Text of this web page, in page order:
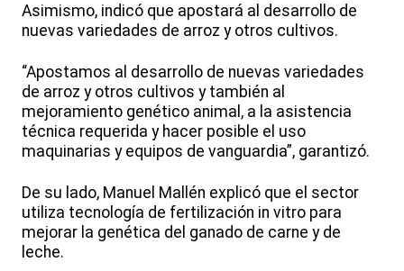
Asimismo, indicó que apostará al desarrollo de
nuevas variedades de arroz y otros cultivos.
“Apostamos al desarrollo de nuevas variedades
de arroz y otros cultivos y también al
mejoramiento genético animal, a la asistencia
técnica requerida y hacer posible el uso
maquinarias y equipos de vanguardia”, garantizó.
De su lado, Manuel Mallén explicó que el sector
utiliza tecnología de fertilización in vitro para
mejorar la genética del ganado de carne y de
leche.